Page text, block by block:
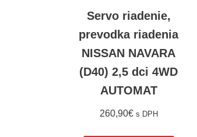
Servo riadenie,
prevodka riadenia
NISSAN NAVARA
(D40) 2,5 dci 4WD
AUTOMAT
260,90€ s DPH